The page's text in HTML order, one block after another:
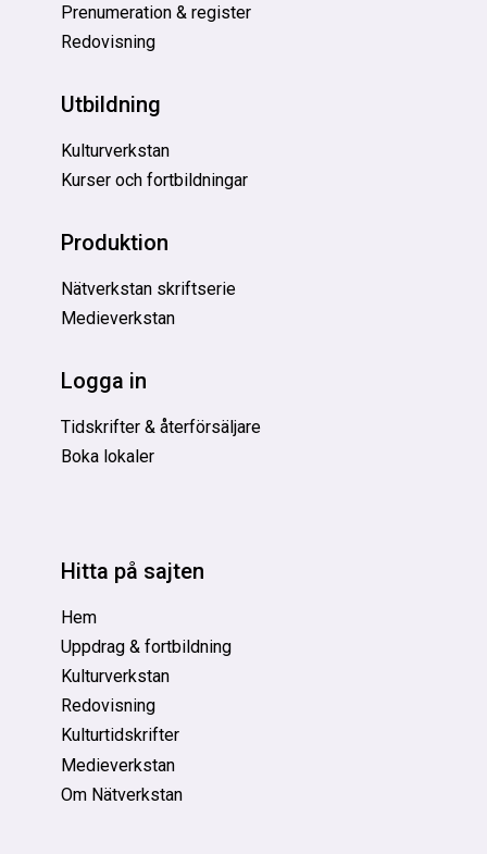
Prenumeration & register
Redovisning
Utbildning
Kulturverkstan
Kurser och fortbildningar
Produktion
Nätverkstan skriftserie
Medieverkstan
Logga in
Tidskrifter & återförsäljare
Boka lokaler
Hitta på sajten
Hem
Uppdrag & fortbildning
Kulturverkstan
Redovisning
Kulturtidskrifter
Medieverkstan
Om Nätverkstan